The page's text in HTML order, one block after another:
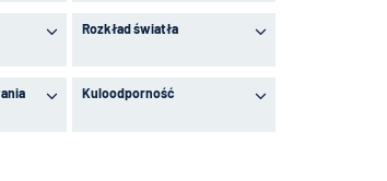
Rozkład światła
Kuloodporność